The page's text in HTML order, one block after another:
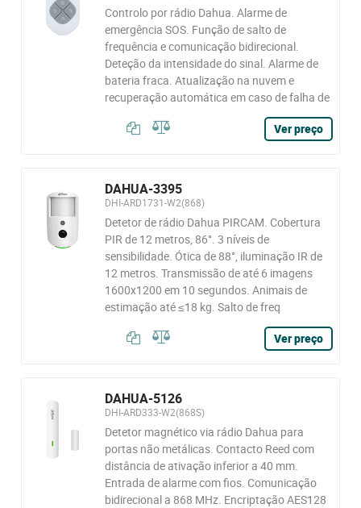
Controlo por rádio Dahua. Alarme de
emergência SOS. Função de salto de
frequência e comunicação bidirecional.
Deteção da intensidade do sinal. Alarme de
bateria fraca. Atualização na nuvem e
recuperação automática em caso de falha de
Ver preço
DAHUA-3395
DHI-ARD1731-W2(868)
Detetor de rádio Dahua PIRCAM. Cobertura
PIR de 12 metros, 86°. 3 níveis de
sensibilidade. Ótica de 88°, iluminação IR de
12 metros. Transmissão de até 6 imagens
1600x1200 em 10 segundos. Animais de
estimação até ≤18 kg. Salto de freq
Ver preço
DAHUA-5126
DHI-ARD333-W2(868S)
Detetor magnético via rádio Dahua para
portas não metálicas. Contacto Reed com
distância de ativação inferior a 40 mm.
Entrada de alarme com fios. Comunicação
bidirecional a 868 MHz. Encriptação AES128